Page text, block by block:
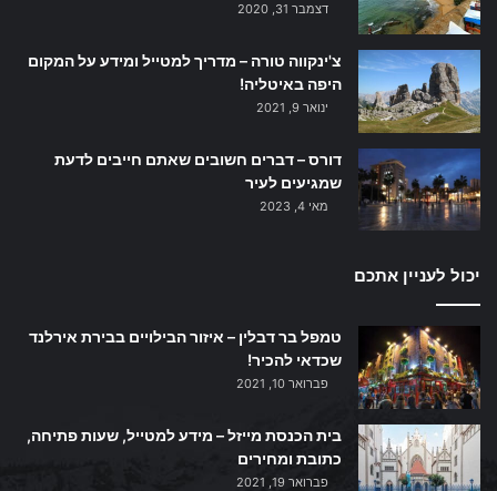
דצמבר 31, 2020
צ'ינקווה טורה – מדריך למטייל ומידע על המקום
היפה באיטליה!
ינואר 9, 2021
דורס – דברים חשובים שאתם חייבים לדעת
שמגיעים לעיר
מאי 4, 2023
יכול לעניין אתכם
טמפל בר דבלין – איזור הבילויים בבירת אירלנד
שכדאי להכיר!
פברואר 10, 2021
בית הכנסת מייזל – מידע למטייל, שעות פתיחה,
כתובת ומחירים
פברואר 19, 2021